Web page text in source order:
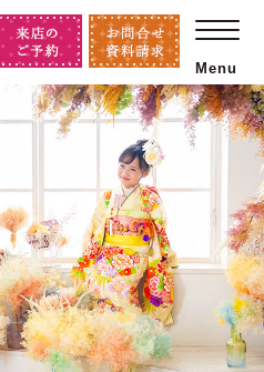
Menu